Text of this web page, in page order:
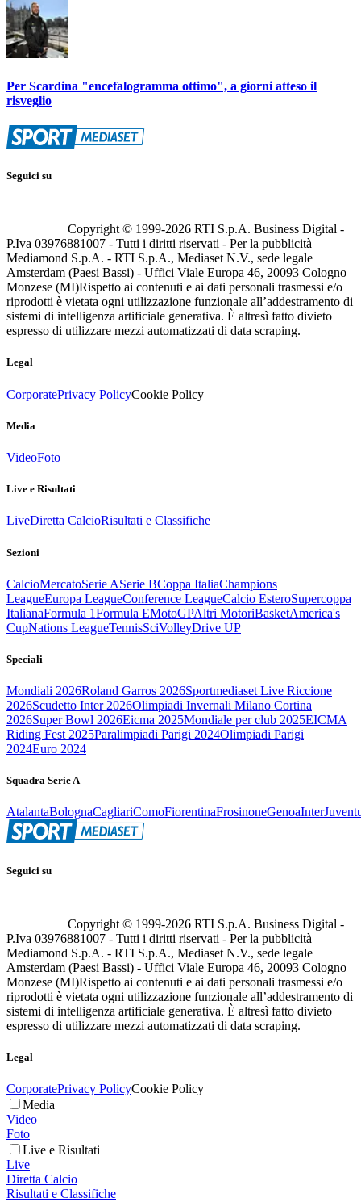
Per Scardina "encefalogramma ottimo", a giorni atteso il
risveglio
Seguici su
Copyright © 1999-2026 RTI S.p.A. Business Digital -
P.Iva 03976881007 - Tutti i diritti riservati - Per la pubblicità
Mediamond S.p.A. - RTI S.p.A., Mediaset N.V., sede legale
Amsterdam (Paesi Bassi) - Uffici Viale Europa 46, 20093 Cologno
Monzese (MI)Rispetto ai contenuti e ai dati personali trasmessi e/o
riprodotti è vietata ogni utilizzazione funzionale all’addestramento di
sistemi di intelligenza artificiale generativa. È altresì fatto divieto
espresso di utilizzare mezzi automatizzati di data scraping.
Legal
CorporatePrivacy PolicyCookie Policy
Media
VideoFoto
Live e Risultati
LiveDiretta CalcioRisultati e Classifiche
Sezioni
CalcioMercatoSerie ASerie BCoppa ItaliaChampions
LeagueEuropa LeagueConference LeagueCalcio EsteroSupercoppa
ItalianaFormula 1Formula EMotoGPAltri MotoriBasketAmerica's
CupNations LeagueTennisSciVolleyDrive UP
Speciali
Mondiali 2026Roland Garros 2026Sportmediaset Live Riccione
2026Scudetto Inter 2026Olimpiadi Invernali Milano Cortina
2026Super Bowl 2026Eicma 2025Mondiale per club 2025EICMA
Riding Fest 2025Paralimpiadi Parigi 2024Olimpiadi Parigi
2024Euro 2024
Squadra Serie A
AtalantaBolognaCagliariComoFiorentinaFrosinoneGenoaInter
Seguici su
Copyright © 1999-2026 RTI S.p.A. Business Digital -
P.Iva 03976881007 - Tutti i diritti riservati - Per la pubblicità
Mediamond S.p.A. - RTI S.p.A., Mediaset N.V., sede legale
Amsterdam (Paesi Bassi) - Uffici Viale Europa 46, 20093 Cologno
Monzese (MI)Rispetto ai contenuti e ai dati personali trasmessi e/o
riprodotti è vietata ogni utilizzazione funzionale all’addestramento di
sistemi di intelligenza artificiale generativa. È altresì fatto divieto
espresso di utilizzare mezzi automatizzati di data scraping.
Legal
CorporatePrivacy PolicyCookie Policy
Media
Video
Foto
Live e Risultati
Live
Diretta Calcio
Risultati e Classifiche